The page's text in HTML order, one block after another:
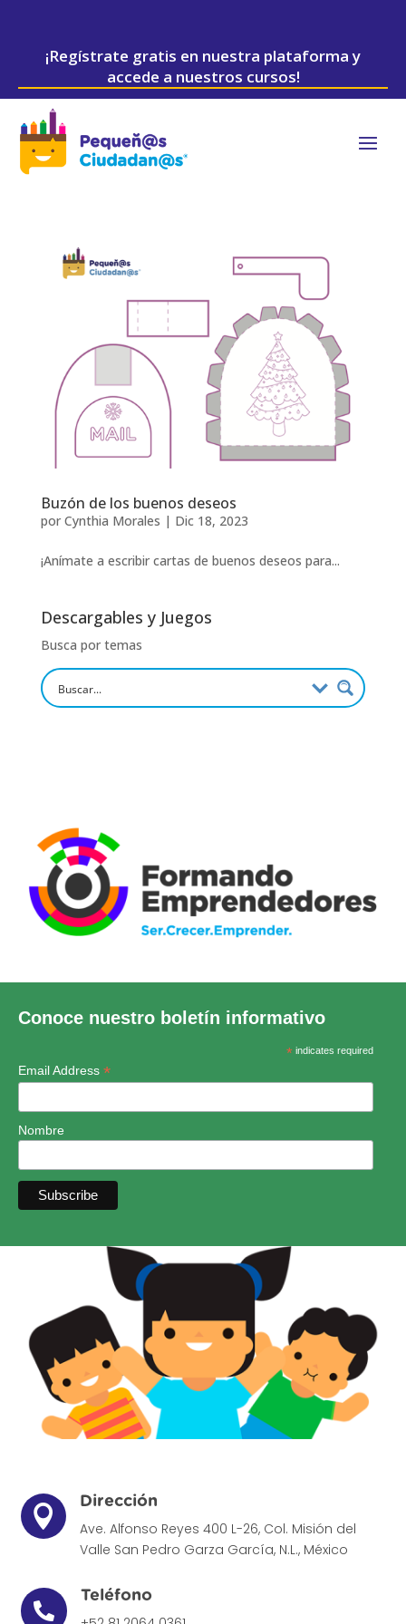
¡Regístrate gratis en nuestra plataforma y
accede a nuestros cursos!
Buzón de los buenos deseos
por Cynthia Morales | Dic 18, 2023
¡Anímate a escribir cartas de buenos deseos para...
Descargables y Juegos
Busca por temas
Conoce nuestro boletín informativo
*indicates required
Email Address *
Nombre

Dirección
Ave. Alfonso Reyes 400 L-26, Col. Misión del
Valle San Pedro Garza García, N.L., México

Teléfono